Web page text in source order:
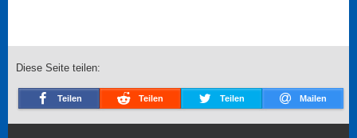
Diese Seite teilen:
Teilen Teilen Teilen Mailen